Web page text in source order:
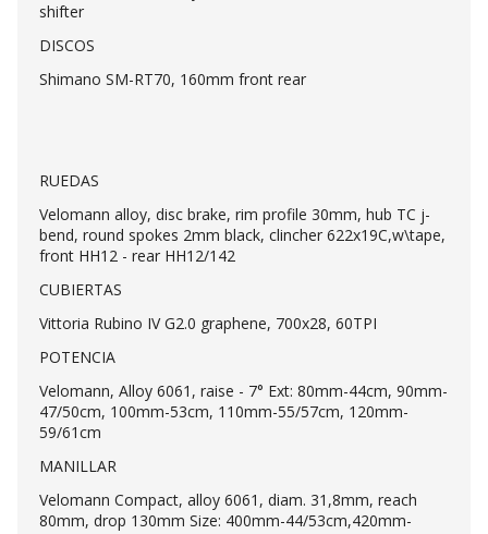
shifter
DISCOS
Shimano SM-RT70, 160mm front rear
RUEDAS
Velomann alloy, disc brake, rim profile 30mm, hub TC j-
bend, round spokes 2mm black, clincher 622x19C,w\tape,
front HH12 - rear HH12/142
CUBIERTAS
Vittoria Rubino IV G2.0 graphene, 700x28, 60TPI
POTENCIA
Velomann, Alloy 6061, raise - 7° Ext: 80mm-44cm, 90mm-
47/50cm, 100mm-53cm, 110mm-55/57cm, 120mm-
59/61cm
MANILLAR
Velomann Compact, alloy 6061, diam. 31,8mm, reach
80mm, drop 130mm Size: 400mm-44/53cm,420mm-